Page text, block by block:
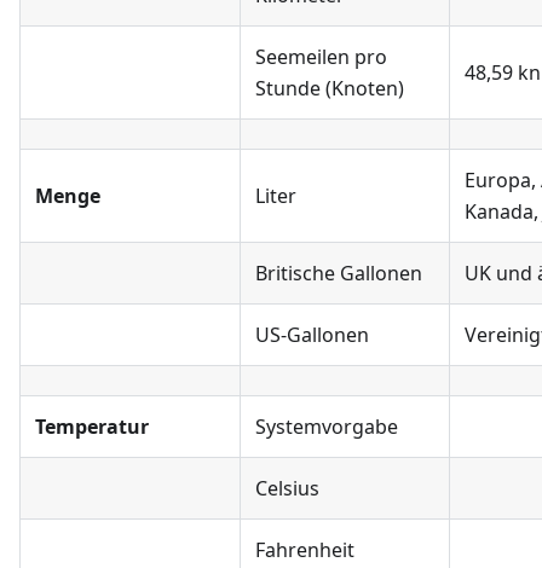
Seemeilen pro
Stunde (Knoten)
48,59 kn
Menge Liter
Britische Gallonen UK und
US-Gallonen
Temperatur Systemvorgabe
Celsius
Fahrenheit